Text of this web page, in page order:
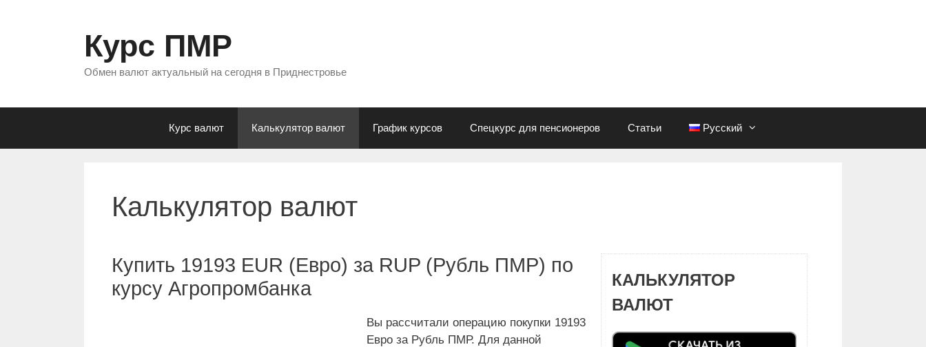
Курс ПМР
Обмен валют актуальный на сегодня в Приднестровье
Курс валют Калькулятор валют График курсов Спецкурс для пенсионеров Статьи Русский
Калькулятор валют
Купить 19193 EUR (Евро) за RUP (Рубль ПМР) по
курсу Агропромбанка
Вы рассчитали операцию покупки 19193
Евро за Рубль ПМР. Для данной
КАЛЬКУЛЯТОР
ВАЛЮТ